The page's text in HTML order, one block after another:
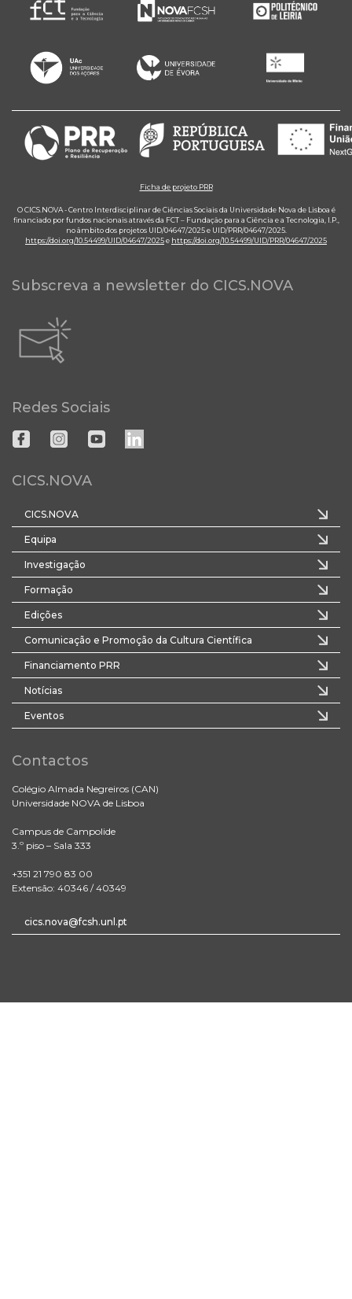
Ficha de projeto PRR
O CICS.NOVA - Centro Interdisciplinar de Ciências Sociais da Universidade Nova de Lisboa é
financiado por fundos nacionais através da FCT – Fundação para a Ciência e a Tecnologia, I.P.,
no âmbito dos projetos UID/04647/2025 e UID/PRR/04647/2025.
https://doi.org/10.54499/UID/04647/2025e https://doi.org/10.54499/UID/PRR/04647/2025
Subscreva a newsletter do CICS.NOVA
Redes Sociais
CICS.NOVA
CICS.NOVA
Equipa
Investigação
Formação
Edições
Comunicação e Promoção da Cultura Científica
Financiamento PRR
Notícias
Eventos
Contactos
Colégio Almada Negreiros (CAN)
Universidade NOVA de Lisboa
Campus de Campolide
3.º piso – Sala 333
+351 21 790 83 00
Extensão: 40346 / 40349
cics.nova@fcsh.unl.pt